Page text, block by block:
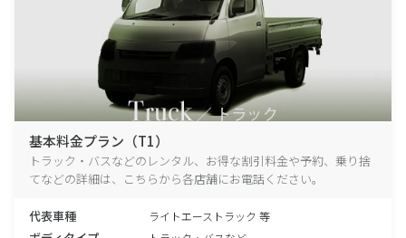
基本料金プラン（T1）
トラック・バスなどのレンタル、お得な割引料金や予約、乗り捨
てなどの詳細は、こちらから各店舗にお電話ください。
代表車種 ライトエーストラック 等